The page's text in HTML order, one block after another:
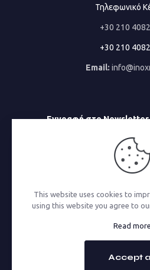
Τηλεφωνικό
+30 210
+30 210
Email:
Εγγραφή στο Newsletter
This website uses cookies to
using this website you agree to
Read more
Accept